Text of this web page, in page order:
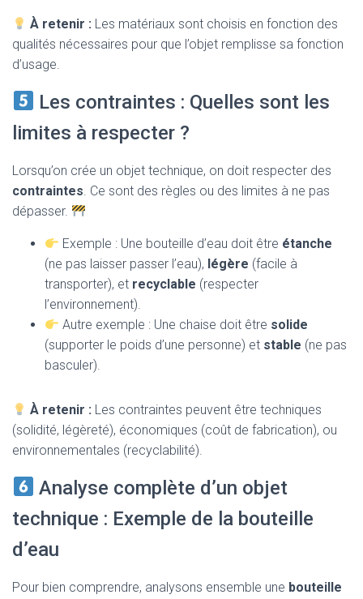
À retenir : Les matériaux sont choisis en fonction des
qualités nécessaires pour que l’objet remplisse sa fonction
d’usage.
Les contraintes : Quelles sont les
limites à respecter ?
Lorsqu’on crée un objet technique, on doit respecter des
contraintes. Ce sont des règles ou des limites à ne pas
dépasser.
Exemple : Une bouteille d’eau doit être étanche
(ne pas laisser passer l’eau), légère (facile à
transporter), et recyclable (respecter
l’environnement).
Autre exemple : Une chaise doit être solide
(supporter le poids d’une personne) et stable (ne pas
basculer).
À retenir : Les contraintes peuvent être techniques
(solidité, légèreté), économiques (coût de fabrication), ou
environnementales (recyclabilité).
Analyse complète d’un objet
technique : Exemple de la bouteille
d’eau
Pour bien comprendre, analysons ensemble une bouteille